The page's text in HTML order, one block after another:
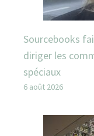
Sourcebooks
diriger les
spéciaux
6 août 2026